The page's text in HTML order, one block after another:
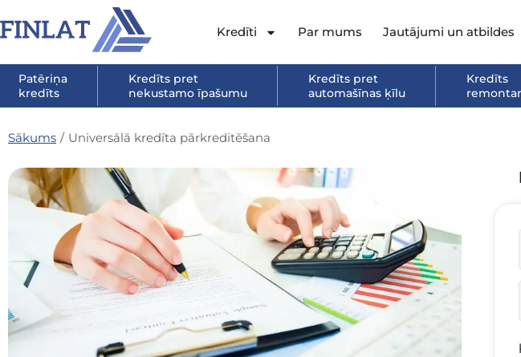
Kredīti Par mums Jautājumi un atbildes
Patēriņa
kredīts
Kredīts pret
nekustamo īpašumu
Kredīts pret
automašīnas ķīlu
Kredīts
Sākums / Universālā kredīta pārkreditēšana